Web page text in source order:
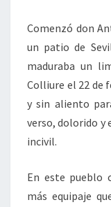
Comenzó don
un patio de
maduraba un
Colliure el 22 de
y sin aliento
verso, dolorido y
incivil.
En este pueblo
más equipaje